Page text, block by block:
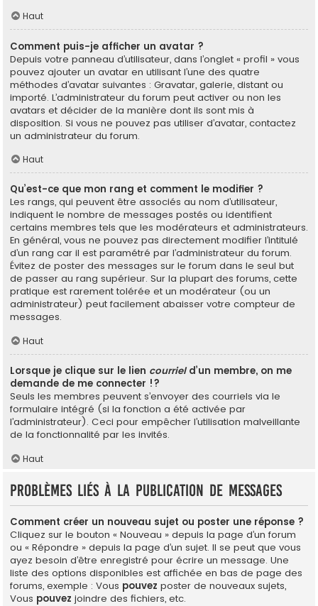
Haut
Comment puis-je afficher un avatar ?
Depuis votre panneau d’utilisateur, dans l’onglet « profil » vous
pouvez ajouter un avatar en utilisant l’une des quatre
méthodes d’avatar suivantes : Gravatar, galerie, distant ou
importé. L’administrateur du forum peut activer ou non les
avatars et décider de la manière dont ils sont mis à
disposition. Si vous ne pouvez pas utiliser d’avatar, contactez
un administrateur du forum.
Haut
Qu’est-ce que mon rang et comment le modifier ?
Les rangs, qui peuvent être associés au nom d’utilisateur,
indiquent le nombre de messages postés ou identifient
certains membres tels que les modérateurs et administrateurs.
En général, vous ne pouvez pas directement modifier l’intitulé
d’un rang car il est paramétré par l’administrateur du forum.
Évitez de poster des messages sur le forum dans le seul but
de passer au rang supérieur. Sur la plupart des forums, cette
pratique est rarement tolérée et un modérateur (ou un
administrateur) peut facilement abaisser votre compteur de
messages.
Haut
Lorsque je clique sur le lien courrield’un membre, on me
demande de me connecter !?
Seuls les membres peuvent s’envoyer des courriels via le
formulaire intégré (si la fonction a été activée par
l’administrateur). Ceci pour empêcher l’utilisation malveillante
de la fonctionnalité par les invités.
Haut
Problèmes liés à la publication de messages
Comment créer un nouveau sujet ou poster une réponse ?
Cliquez sur le bouton « Nouveau » depuis la page d’un forum
ou « Répondre » depuis la page d’un sujet. Il se peut que vous
ayez besoin d’être enregistré pour écrire un message. Une
liste des options disponibles est affichée en bas de page des
forums, exemple : Vous pouvez poster de nouveaux sujets,
Vous pouvez joindre des fichiers, etc.